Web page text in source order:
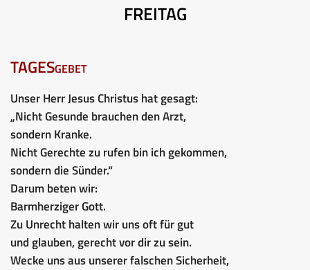
FREITAG
TAGESgebet
Unser Herr Jesus Christus hat gesagt:
„Nicht Gesunde brauchen den Arzt,
sondern Kranke.
Nicht Gerechte zu rufen bin ich gekommen,
sondern die Sünder.“
Darum beten wir:
Barmherziger Gott.
Zu Unrecht halten wir uns oft für gut
und glauben, gerecht vor dir zu sein.
Wecke uns aus unserer falschen Sicherheit,